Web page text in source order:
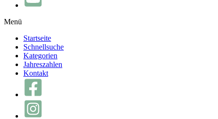
Menü
Startseite
Schnellsuche
Kategorien
Jahreszahlen
Kontakt